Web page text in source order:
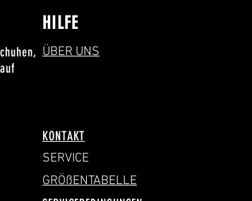
HILFE
ÜBER UNS
KONTAKT
SERVICE
GRÖßENTABELLE